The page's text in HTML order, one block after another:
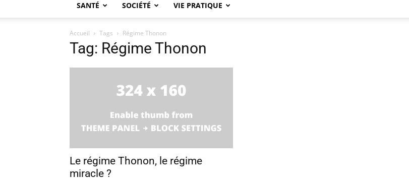
SANTÉ SOCIÉTÉ VIE PRATIQUE
Accueil Tags Régime Thonon
Tag: Régime Thonon
Le régime Thonon, le régime
miracle ?